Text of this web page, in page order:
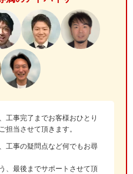
工事完了までお客様おひとり
担当させて頂きます。
工事の疑問点など何でもお尋
、最後までサポートさせて頂